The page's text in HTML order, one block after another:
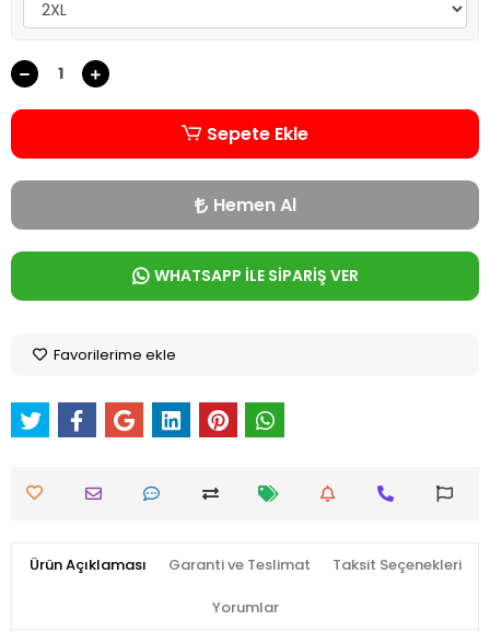
Sepete Ekle
Hemen Al
WHATSAPP İLE SİPARİŞ VER
Favorilerime ekle
Ürün Açıklaması Garanti ve Teslimat Taksit Seçenekleri
Yorumlar